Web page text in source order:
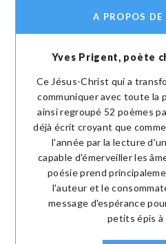
A PROPOS DE
Yves Prigent, poète
Ce Jésus-Christ qui a
communiquer avec toute la
ainsi regroupé 52 poèmes
déjà écrit croyant que
l'année par la lecture
capable d'émerveiller les
poésie prend
l'auteur et le
message d'espérance
petits épis à